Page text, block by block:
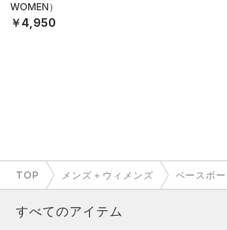
WOMEN）
￥4,950
TOP メンズ＋ウィメンズ ベースボ
すべてのアイテム